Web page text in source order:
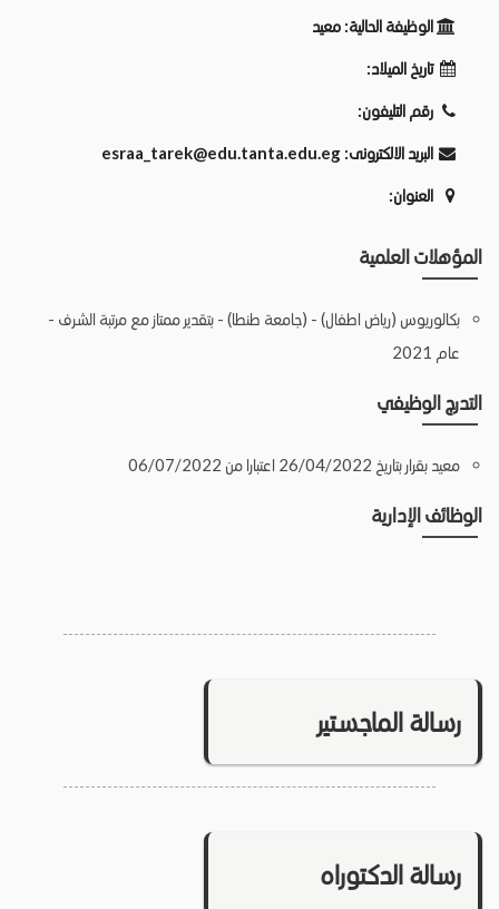
الوظيفة الحالية: معيد
تاريخ الميلاد:
رقم التليفون:
البريد الالكترونى: esraa_tarek@edu.tanta.edu.eg
العنوان:
المؤهلات العلمية
بكالوريوس (رياض اطفال) - (جامعة طنطا) - بتقدير ممتاز مع مرتبة الشرف -
عام 2021
التدرج الوظيفي
معيد بقرار بتاريخ 26/04/2022 اعتبارا من 06/07/2022
الوظائف الإدارية
رسالة الماجستير
رسالة الدكتوراه